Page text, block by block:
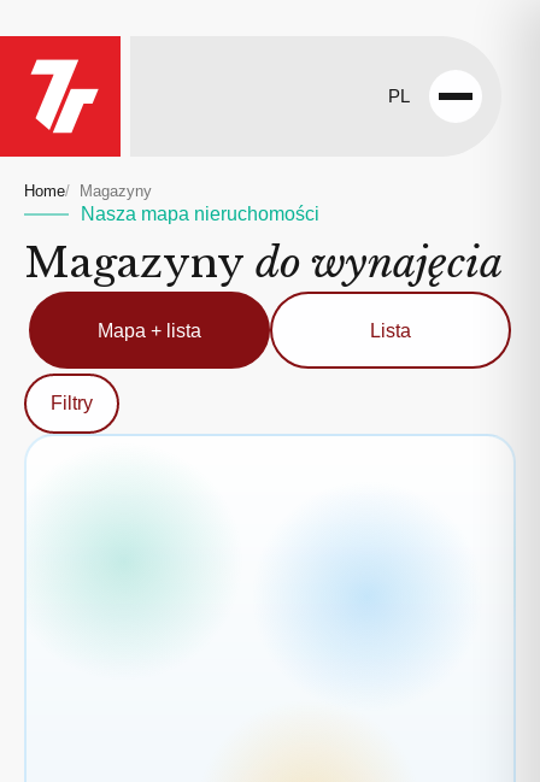
PL
Open
Home Magazyny
Nasza mapa nieruchomości
Magazyny do wynajęcia
Mapa + lista Lista
Filtry